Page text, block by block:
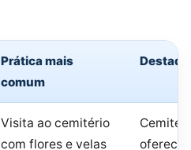
Prática mais
comum
Visita ao cemitério
com flores e velas